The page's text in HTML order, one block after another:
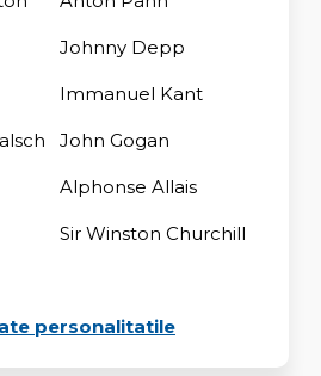
Johnny Depp
Immanuel Kant
John Gogan
Alphonse Allais
Sir Winston Churchill
personalitatile